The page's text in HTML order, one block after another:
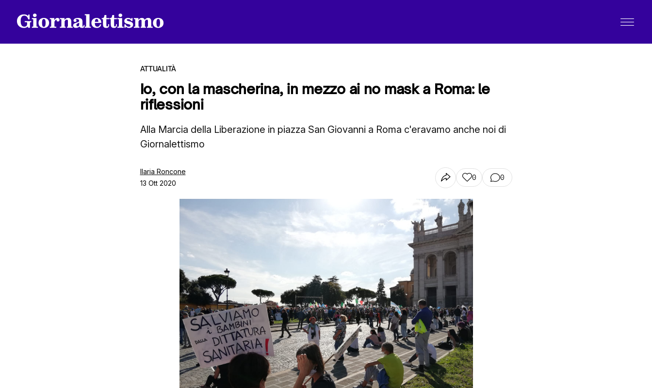
ATTUALITÀ
Io, con la mascherina, in mezzo ai no mask a Roma: le
riflessioni
Alla Marcia della Liberazione in piazza San Giovanni a Roma c'eravamo anche noi di
Giornalettismo
Ilaria Roncone
13 Ott 2020
0 0